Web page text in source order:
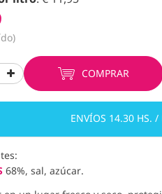
COMPRAR
ENVÍOS 14.30 HS. /
68%, sal, azúcar.